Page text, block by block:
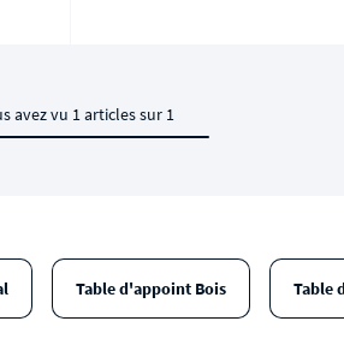
avez vu 1 articles sur 1
Table d'appoint Bois Table